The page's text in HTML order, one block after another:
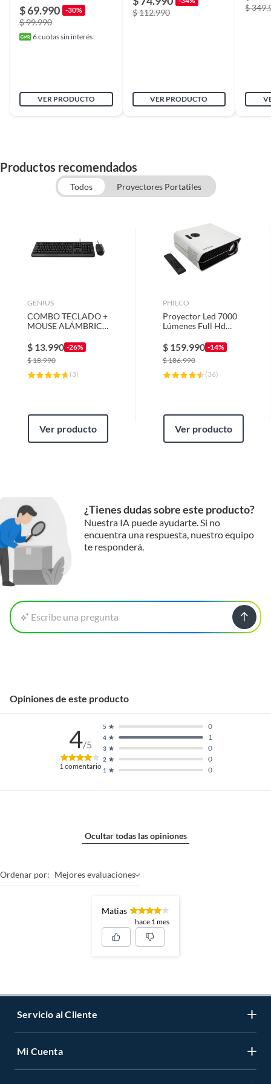
Alto desde 113 cm hasta 140 cm
$ 69.990 -30%
$ 99.990
6cuotas sin interés
VER PRODUCTO
$ 112.990
VER PRODUCTO
$
Productos recomendados
Todos Proyectores Portatiles
GENIUS
COMBO TECLADO +
MOUSE ALÁMBRICO
$ 13.990 -26%
$18.990
(3)
Ver producto
PHILCO
Proyector Led 7000
Lúmenes Full Hd
150 Pulgadas
$ 159.990 -14%
$186.990
(36)
Ver producto
¿Tienes dudas sobre este producto?
Nuestra IA puede ayudarte. Si no
encuentra una respuesta, nuestro equipo
te responderá.
Escribe una pregunta
Opiniones de este producto
4/5
1comentario 1 0
2 0
3 0
4 1
5 0
Ocultar todas las opiniones
Ordenar por: Mejores evaluaciones
Matias
hace 1 mes
Servicio al Cliente
Contáctanos
Mi Cuenta